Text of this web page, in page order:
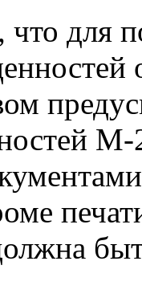
что для
М-